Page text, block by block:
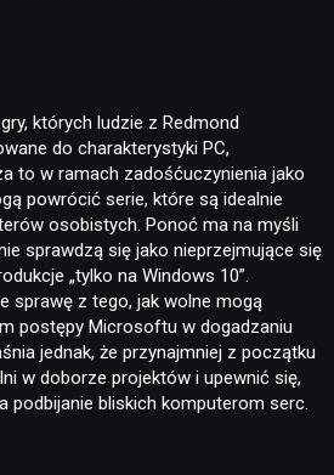
których ludzie z Redmond
do charakterystyki PC,
to w ramach zadośćuczynienia jako
powrócić serie, które są idealnie
osobistych. Ponoć ma na myśli
sprawdzą się jako nieprzejmujące się
„tylko na Windows 10”.
sprawę z tego, jak wolne mogą
postępy Microsoftu w dogadzaniu
jednak, że przynajmniej z początku
w doborze projektów i upewnić się,
podbijanie bliskich komputerom serc.